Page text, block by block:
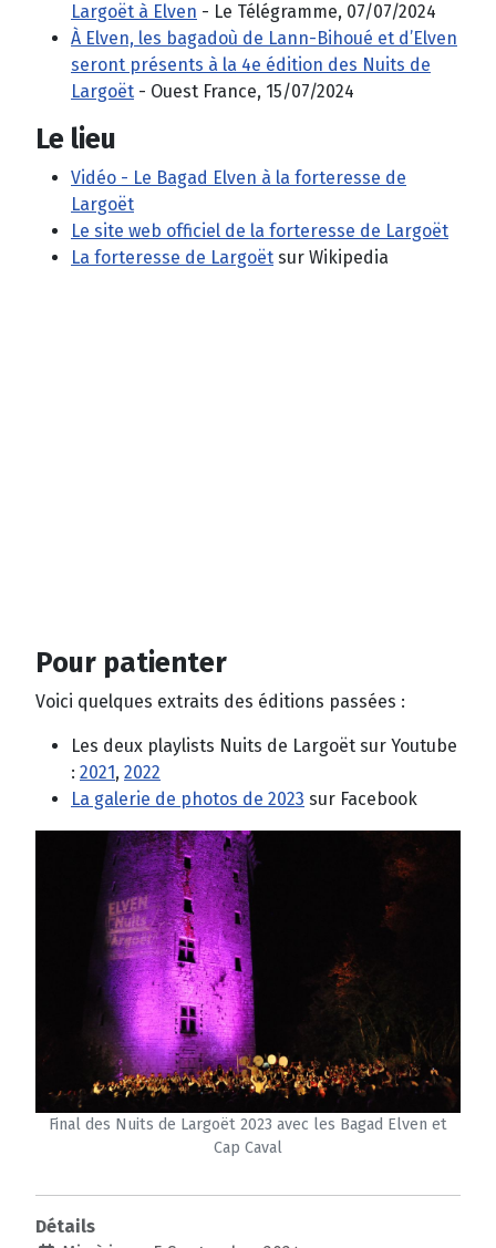
Largoët à Elven - Le Télégramme, 07/07/2024
À Elven, les bagadoù de Lann-Bihoué et d’Elven
seront présents à la 4e édition des Nuits de
Largoët - Ouest France, 15/07/2024
Le lieu
Vidéo - Le Bagad Elven à la forteresse de
Largoët
Le site web officiel de la forteresse de Largoët
La forteresse de Largoët sur Wikipedia
Pour patienter
Voici quelques extraits des éditions passées :
Les deux playlists Nuits de Largoët sur Youtube
: 2021 , 2022
La galerie de photos de 2023 sur Facebook
Final des Nuits de Largoët 2023 avec les Bagad Elven et
Cap Caval
Détails